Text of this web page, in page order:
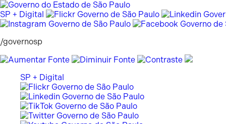
Pular
para
o
SP + Digital
/governosp
SP + Digital